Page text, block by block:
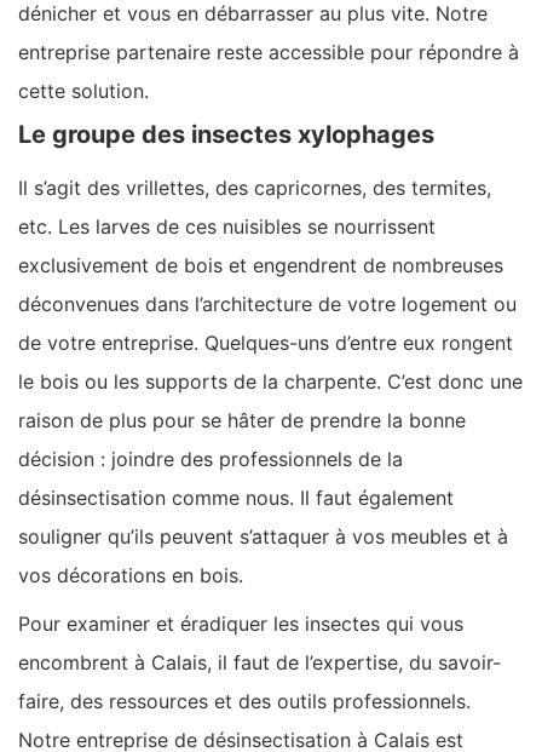
dénicher et vous en débarrasser au plus vite. Notre
entreprise partenaire reste accessible pour répondre à
cette solution.
Le groupe des insectes xylophages
Il s’agit des vrillettes, des capricornes, des termites,
etc. Les larves de ces nuisibles se nourrissent
exclusivement de bois et engendrent de nombreuses
déconvenues dans l’architecture de votre logement ou
de votre entreprise. Quelques-uns d’entre eux rongent
le bois ou les supports de la charpente. C’est donc une
raison de plus pour se hâter de prendre la bonne
décision : joindre des professionnels de la
désinsectisation comme nous. Il faut également
souligner qu’ils peuvent s’attaquer à vos meubles et à
vos décorations en bois.
Pour examiner et éradiquer les insectes qui vous
encombrent à Calais, il faut de l’expertise, du savoir-
faire, des ressources et des outils professionnels.
Notre entreprise de désinsectisation à Calais est